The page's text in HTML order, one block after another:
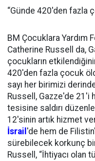
“Günde 420'den fazla
BM Çocuklara Yardım
Catherine Russell da,
çocukların
420'den fazla çocuk
sayı her birimizi
Russell, Gazze'de 21'i
tesisine saldırı
12'sinin artık hizmet
İsrail 'de hem de
sürebilecek korkunç
Russell, “İhtiyacı olan